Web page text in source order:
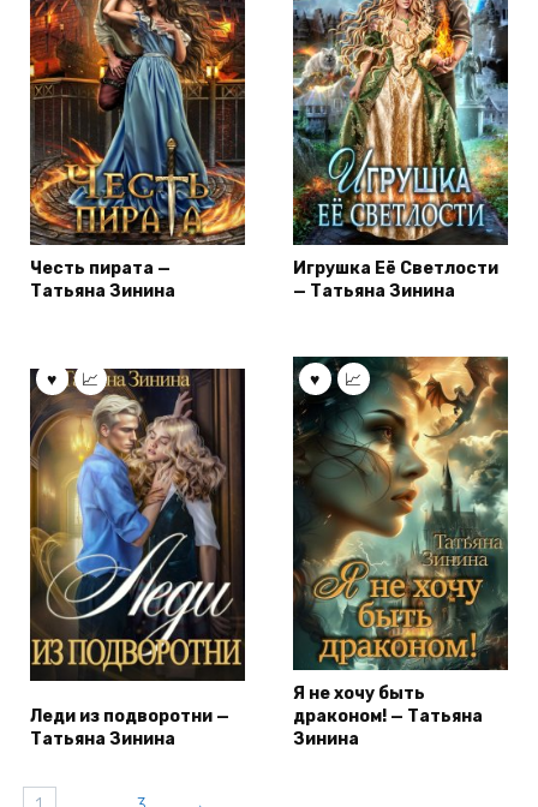
Честь пирата —
Татьяна Зинина
Игрушка Её Светлости
— Татьяна Зинина
Леди из подворотни —
Татьяна Зинина
Я не хочу быть
драконом! — Татьяна
Зинина